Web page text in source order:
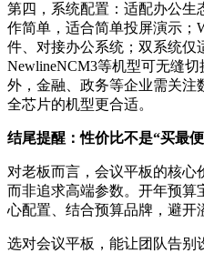
第四，系统配置：适配办公生
作简单，适合简单投屏演示；
件、对接办公系统；双系统仅
NewlineNCM3等机型可无缝
外，金融、政务等企业需关注
全芯片的机型更合适。
结尾提醒：性价比不是“买最
对老板而言，会议平板的核心
而非追求高端参数。开年预算
心配置、结合预算品牌，避开
选对会议平板，能让团队告别